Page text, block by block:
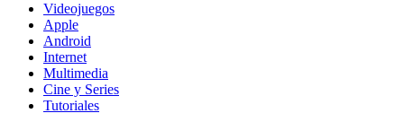
Videojuegos
Apple
Android
Internet
Multimedia
Cine y Series
Tutoriales